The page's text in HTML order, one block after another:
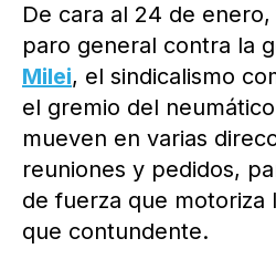
De cara al 24 de
paro general contra la
Milei, el sindicalismo
el gremio del
mueven en varias
reuniones y pedidos,
de fuerza que motoriza
que contundente.